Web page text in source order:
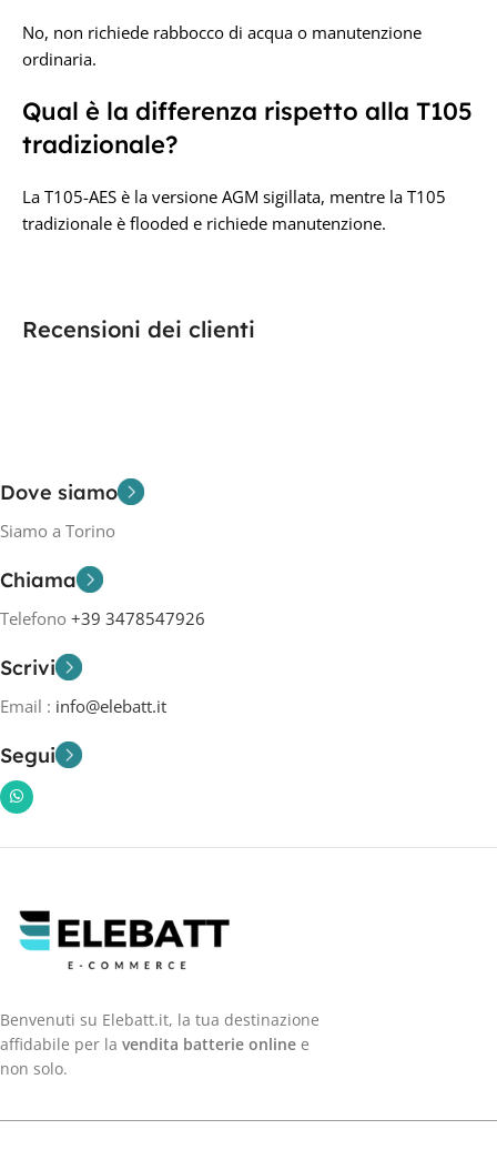
No, non richiede rabbocco di acqua o manutenzione
ordinaria.
Qual è la differenza rispetto alla T105
tradizionale?
La T105-AES è la versione AGM sigillata, mentre la T105
tradizionale è flooded e richiede manutenzione.
Recensioni dei clienti
Dove siamo
Siamo a Torino
Chiama
Telefono +39 3478547926
Scrivi
Email : info@elebatt.it
Segui
Benvenuti su Elebatt.it, la tua destinazione
affidabile per la vendita batterie online e
non solo.